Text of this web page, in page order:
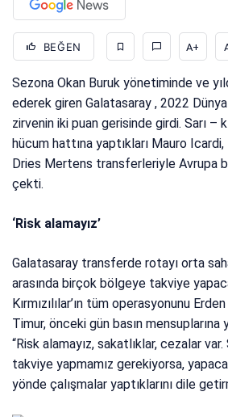
BEĞEN A+
Sezona Okan Buruk yönetiminde ve
ederek giren Galatasaray , 2022 Dünya
zirvenin iki puan gerisinde girdi. Sarı –
hücum hattına yaptıkları Mauro
Dries Mertens transferleriyle Avrupa
çekti.
‘Risk alamayız’
Galatasaray transferde rotayı orta
arasında birçok bölgeye takviye
Kırmızılılar’ın tüm operasyonunu
Timur, önceki gün basın mensuplarına
“Risk alamayız, sakatlıklar, cezalar
takviye yapmamız gerekiyorsa,
yönde çalışmalar yaptıklarını dile